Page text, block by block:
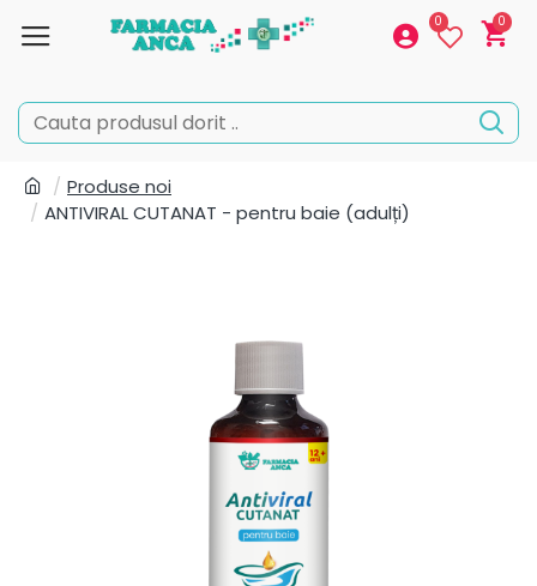
0 0
Produse noi
ANTIVIRAL CUTANAT - pentru baie (adulți)